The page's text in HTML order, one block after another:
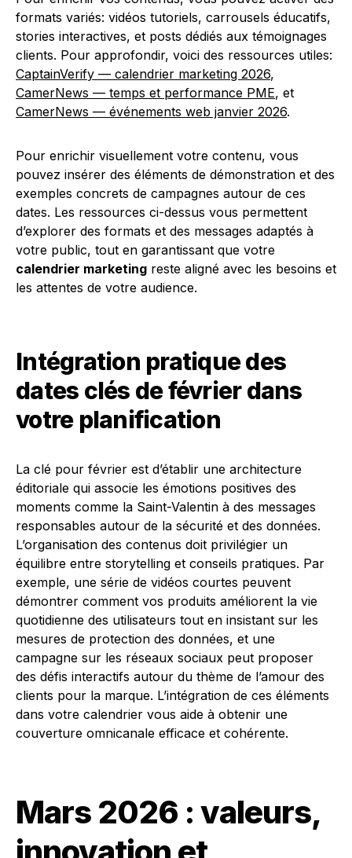
formats variés: vidéos tutoriels, carrousels éducatifs,
stories interactives, et posts dédiés aux témoignages
clients. Pour approfondir, voici des ressources utiles:
CaptainVerify — calendrier marketing 2026,
CamerNews — temps et performance PME, et
CamerNews — événements web janvier 2026.
Pour enrichir visuellement votre contenu, vous
pouvez insérer des éléments de démonstration et des
exemples concrets de campagnes autour de ces
dates. Les ressources ci-dessus vous permettent
d’explorer des formats et des messages adaptés à
votre public, tout en garantissant que votre
calendrier marketing reste aligné avec les besoins et
les attentes de votre audience.
Intégration pratique des
dates clés de février dans
votre planification
La clé pour février est d’établir une architecture
éditoriale qui associe les émotions positives des
moments comme la Saint-Valentin à des messages
responsables autour de la sécurité et des données.
L’organisation des contenus doit privilégier un
équilibre entre storytelling et conseils pratiques. Par
exemple, une série de vidéos courtes peuvent
démontrer comment vos produits améliorent la vie
quotidienne des utilisateurs tout en insistant sur les
mesures de protection des données, et une
campagne sur les réseaux sociaux peut proposer
des défis interactifs autour du thème de l’amour des
clients pour la marque. L’intégration de ces éléments
dans votre calendrier vous aide à obtenir une
couverture omnicanale efficace et cohérente.
Mars 2026 : valeurs,